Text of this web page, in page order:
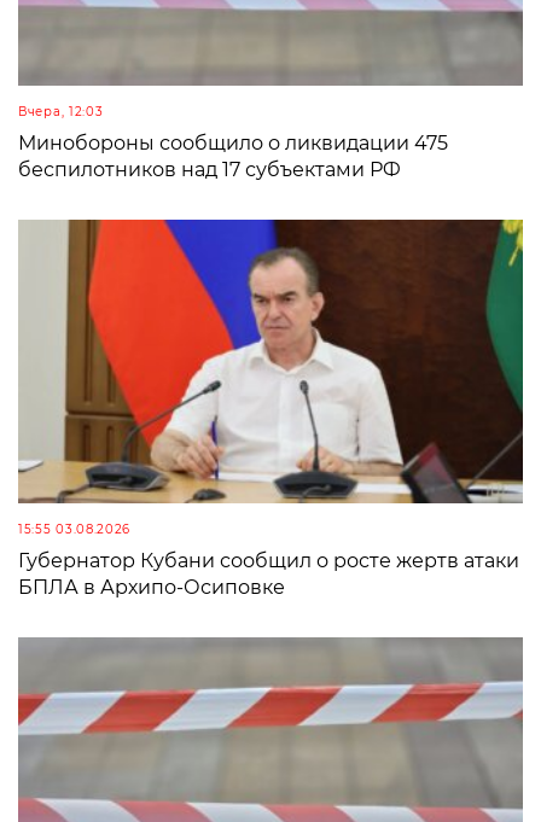
Вчера, 12:03
Минобороны сообщило о ликвидации 475
беспилотников над 17 субъектами РФ
15:55 03.08.2026
Губернатор Кубани сообщил о росте жертв атаки
БПЛА в Архипо-Осиповке